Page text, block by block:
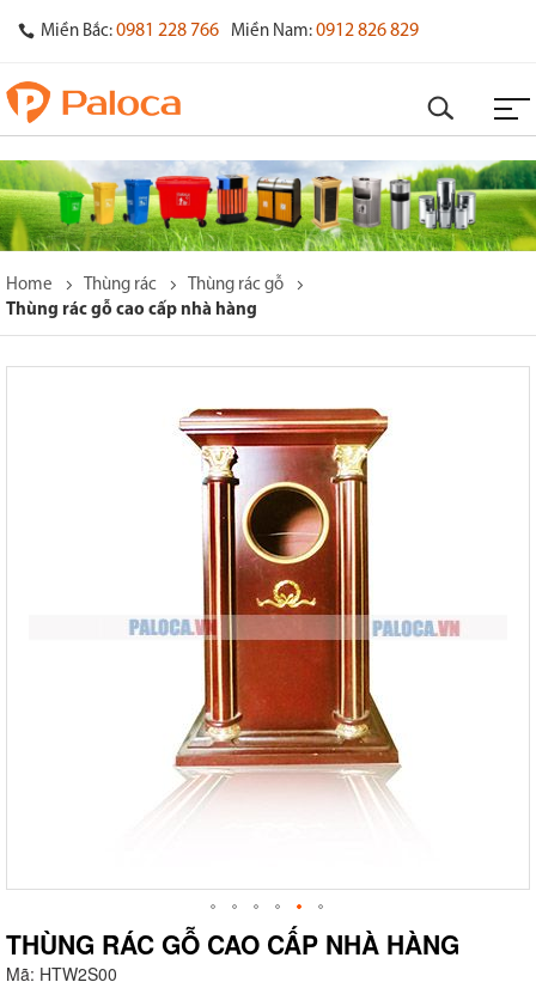
Miền Bắc: 0981 228 766 Miền Nam: 0912 826 829
Home Thùng rác
Thùng rác gỗ
Thùng rác gỗ cao cấp nhà hàng
THÙNG RÁC GỖ CAO CẤP NHÀ HÀNG
Mã: HTW2S00